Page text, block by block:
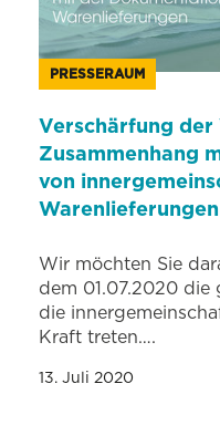
PRESSERAUM
Verschärfung
Zusammenhang
von
Warenlieferungen
Wir möchten Sie
dem 01.07.2020 die
die
Kraft treten….
13. Juli 2020